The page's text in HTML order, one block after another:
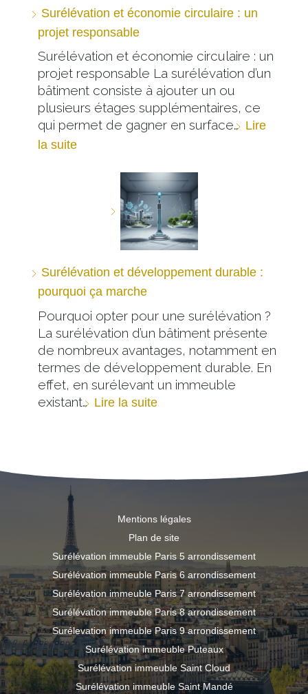
Surélévation et économie circulaire : un
projet responsable
Surélévation et économie circulaire : un
projet responsable La surélévation d’un
bâtiment consiste à ajouter un ou
plusieurs étages supplémentaires, ce
qui permet de gagner en surface… Lire
la suite
Surélévation et développement durable :
pourquoi ça marche
Pourquoi opter pour une surélévation ?
La surélévation d’un bâtiment présente
de nombreux avantages, notamment en
termes de développement durable. En
effet, en surélevant un immeuble
existant… Lire la suite
Mentions légales
Plan de site
Surélévation immeuble Paris 5 arrondissement
Surélévation immeuble Paris 6 arrondissement
Surélévation immeuble Paris 7 arrondissement
Surélévation immeuble Paris 8 arrondissement
Surélevation immeuble Paris 9 arrondissement
Surélévation immeuble Puteaux
Surélévation immeuble Saint Cloud
Surélévation immeuble Saint Mandé